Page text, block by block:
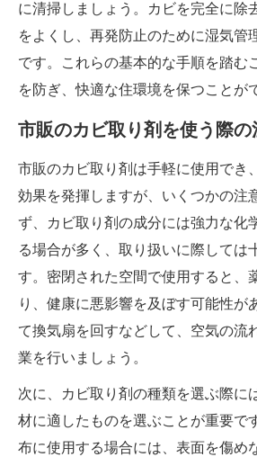
に清掃しましょう。カビを完全に除
をよくし、再発防止のために湿気管
です。これらの基本的な手順を踏む
を防ぎ、快適な住環境を保つことが
市販のカビ取り剤を使う際の
市販のカビ取り剤は手軽に使用でき
効果を発揮しますが、いくつかの注
ず、カビ取り剤の成分には強力な化
る場合が多く、取り扱いに際しては
す。密閉された空間で使用すると、
り、健康に悪影響を及ぼす可能性が
て換気扇を回すなどして、空気の流
業を行いましょう。
次に、カビ取り剤の種類を選ぶ際に
材に適したものを選ぶことが重要で
布に使用する場合には、表面を傷め